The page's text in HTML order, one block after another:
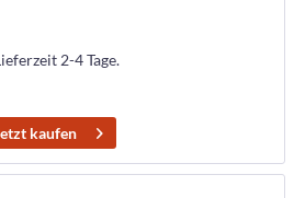
2-4 Tage.
kaufen